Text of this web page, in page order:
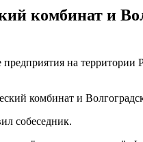
комбинат и
на территории
комбинат и
собеседник.